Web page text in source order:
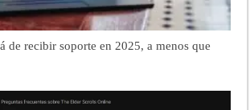
de recibir soporte en 2025, a menos que